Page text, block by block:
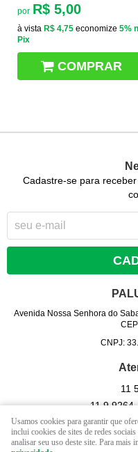
por R$ 5,00
à vista R$ 4,75 economize 5%
Pix
COMPRAR
Cadastre-se para
Avenida Nossa Senhora do
CNPJ:
11
11 9
Seg - Sex 09hrs às 17
Usamos cookies para garantir que
inclui cookies de sites de redes
analisar seu uso deste site. Para mais